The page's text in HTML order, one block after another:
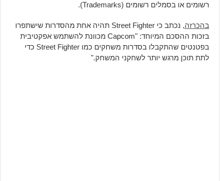
רשומים או בסמלים רשומים (Trademarks).
בהכרזה
, נכתב כי Street Fighter תהיה אחת מהסדרות שישתפרו
בזכות ההסכם המיוחד: "Capcom מכוונת להשתמש אפקטיבית
בפטנטים שהתקבלו בסדרות משחקים כמו Street Fighter כדי
לתת תוכן מרגש יותר לשחקני המשחק."